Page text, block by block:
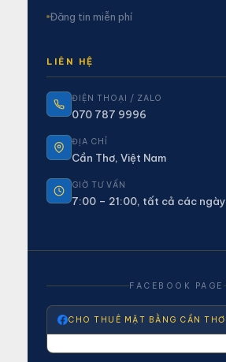
Đăng tin miễn phí
LIÊN HỆ
ĐIỆN THOẠI / ZALO
070 787 9996
ĐỊA CHỈ
Cần Thơ, Việt Nam
GIỜ TƯ VẤN
7:00 – 21:00, tất cả các ngày
FACEBOOK PAGE
CHO THUÊ MẶT BẰNG CẦN THƠ